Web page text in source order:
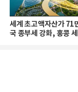
세계 초고액자산가
국 종부세 강화, 홍콩